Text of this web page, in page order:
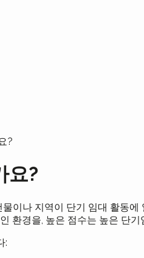
?
요?
이나 지역이 단기 임대 활동
환경을, 높은 점수는 높은 단
: